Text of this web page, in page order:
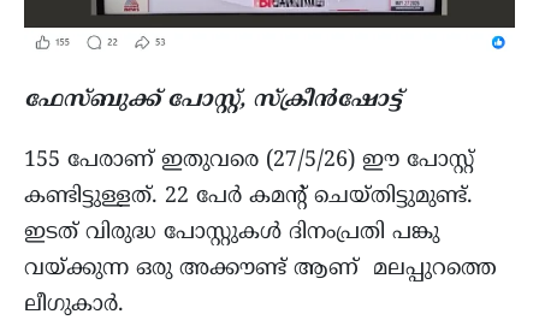
ഫേസ്ബുക്ക് പോസ്റ്റ്, സ്ക്രീന്‍ഷോട്ട്
155 പേരാണ് ഇതുവരെ (27/5/26) ഈ പോസ്റ്റ്
കണ്ടിട്ടുള്ളത്. 22 പേർ കമൻ്റ് ചെയ്തിട്ടുമുണ്ട്.
ഇടത് വിരുദ്ധ പോസ്റ്റുകൾ ദിനംപ്രതി പങ്കു
വയ്ക്കുന്ന ഒരു അക്കൗണ്ട് ആണ് മലപ്പുറത്തെ
ലീഗുകാർ.